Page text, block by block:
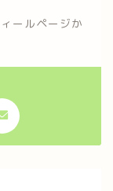
ールページか